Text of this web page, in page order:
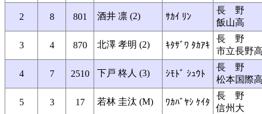
2 8 801 酒井 凛 (2) ｻｶｲ ﾘﾝ
長 野
飯山高
3 4 870 北澤 孝明 (2) ｷﾀｻﾞﾜ ﾀｶｱｷ
長 野
市立長野
4 7 2510 下戸 柊人 (3) ｼﾓﾄﾞ ｼｭｳﾄ
長 野
松本国際
5 3 17 若林 圭汰 (M) ﾜｶﾊﾞﾔｼ ｹｲﾀ
長 野
信州大